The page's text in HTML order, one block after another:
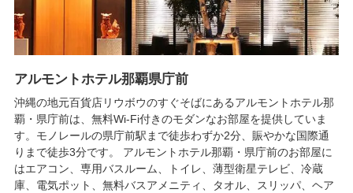
アルモントホテル那覇県庁前
沖縄の地元百貨店リウボウのすぐそばにあるアルモントホテル那
覇・県庁前は、無料Wi-Fi付きのモダンなお部屋を提供していま
す。モノレールの県庁前駅まで徒歩わずか2分、賑やかな国際通
りまで徒歩3分です。 アルモントホテル那覇・県庁前のお部屋に
はエアコン、専用バスルーム、トイレ、薄型衛星テレビ、冷蔵
庫、電気ポット、無料バスアメニティ、タオル、スリッパ、ヘア